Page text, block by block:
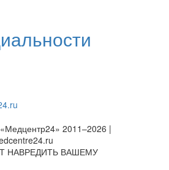
2011–2026 |
НАВРЕДИТЬ ВАШЕМУ